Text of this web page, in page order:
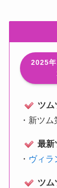
2025
ツム
・ 新ツム
最新
・ ヴィラ
ツム